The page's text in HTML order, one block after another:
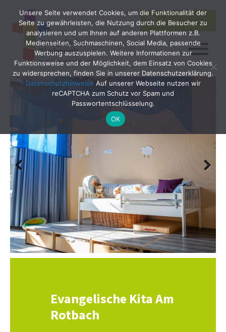
Search
for:
SEARCH
Previ
ous
Next
Evangelische Kita Am
Rotbach
Unsere Seite verwendet Cookies, um die Funktionalität der
Seite zu gewährleisten, die Nutzung durch die Besucher zu
analysieren und um Ihnen auf anderen Plattformen z.B.
Medienseiten, Suchmaschinen, Social Media, passende
Werbung auszuspielen. Weitere Informationen zur
Funktionsweise und der Möglichkeit, dem Einsatz von Cookies
zu widersprechen, finden Sie in unserer Datenschutzerklärung.
Datenschutzhinweise Auf unserer Webseite nutzen wir
reCAPTCHA zum Schutz vor Spam und
Passwortentschlüsselung.
OK